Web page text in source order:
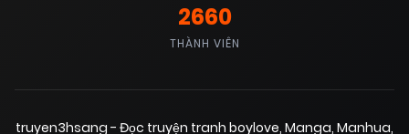
2660
THÀNH VIÊN
truyen3hsang - Đọc truyện tranh boylove, Manga, Manhua,